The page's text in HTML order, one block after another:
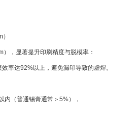
），显著提升印刷精度与脱模率：
率达92%以上，避免漏印导致的虚焊。
内（普通锡膏通常＞5%），